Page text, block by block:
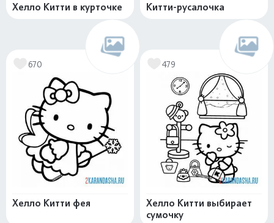
Хелло Китти в курточке Китти-русалочка
670
Хелло Китти фея
479
Хелло Китти выбирает
сумочку